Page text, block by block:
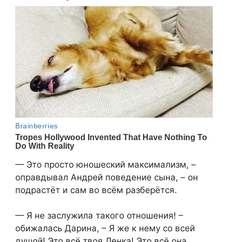
— Это просто юношеский максимализм, –
оправдывал Андрей поведение сына, – он
подрастёт и сам во всём разберётся.
— Я не заслужила такого отношения! –
обижалась Дарина, – Я же к нему со всей